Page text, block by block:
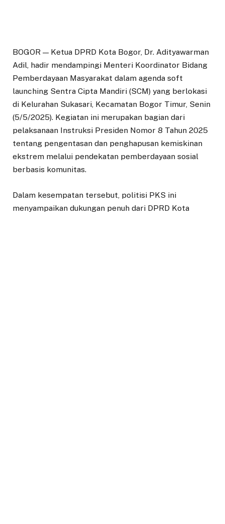
BOGOR — Ketua DPRD Kota Bogor, Dr. Adityawarman
Adil, hadir mendampingi Menteri Koordinator Bidang
Pemberdayaan Masyarakat dalam agenda soft
launching Sentra Cipta Mandiri (SCM) yang berlokasi
di Kelurahan Sukasari, Kecamatan Bogor Timur, Senin
(5/5/2025). Kegiatan ini merupakan bagian dari
pelaksanaan Instruksi Presiden Nomor 8 Tahun 2025
tentang pengentasan dan penghapusan kemiskinan
ekstrem melalui pendekatan pemberdayaan sosial
berbasis komunitas.
Dalam kesempatan tersebut, politisi PKS ini
menyampaikan dukungan penuh dari DPRD Kota